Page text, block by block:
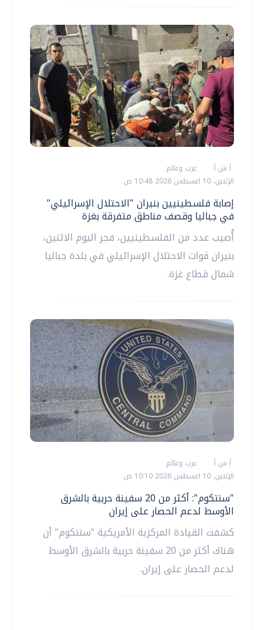
أ ش أ
عرب وعالم
الإثنين، 10 اغسطس 2026 10:48 ص
إصابة فلسطينيين بنيران "الاحتلال الإسرائيلي"
في جباليا وقصف مناطق متفرقة بغزة
أُصيب عدد من الفلسطينيين، فجر اليوم الاثنين،
بنيران قوات الاحتلال الإسرائيلي في بلدة جباليا
شمال قطاع غزة.
أ ش أ
عرب وعالم
الإثنين، 10 اغسطس 2026 10:10 ص
"سنتكوم": أكثر من 20 سفينة حربية بالشرق
الأوسط لدعم الحصار على إيران
كشفت القيادة المركزية الأمريكية "سنتكوم" أن
هناك أكثر من 20 سفينة حربية بالشرق الأوسط
لدعم الحصار على إيران.